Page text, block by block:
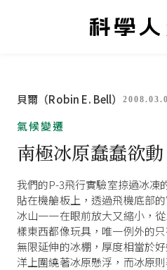
貝爾（Robin E. Bell）
氣候變遷
南極冰原蠢蠢欲動
我們的P-3飛行實驗室掠過冰凍
貼在機艙板上，透過飛機底部
冰山一一在眼前放大又縮小，
樣東西都像玩具，唯一例外的
無限延伸的冰棚，厚度相當於
洋上圍繞著冰原懸浮，而冰原